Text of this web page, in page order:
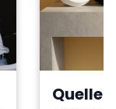
Quelle